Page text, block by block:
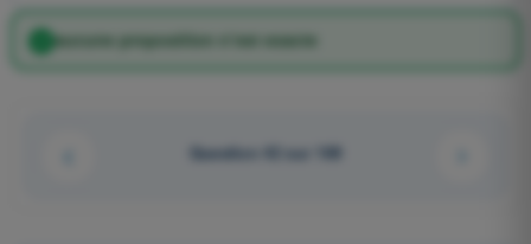
aucune proposition n’est exacte
Question 42 sur 169